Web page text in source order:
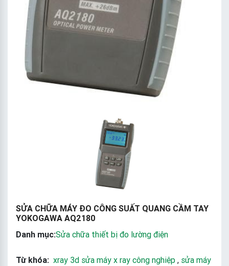
SỬA CHỮA MÁY ĐO CÔNG SUẤT QUANG CẦM TAY
YOKOGAWA AQ2180
Danh mục:Sửa chữa thiết bị đo lường điện
Từ khóa: xray 3d sửa máy x ray công nghiệp , sửa máy